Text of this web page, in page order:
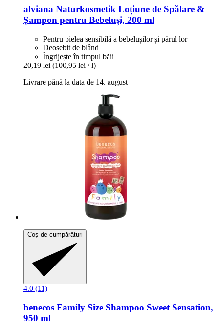
alviana Naturkosmetik Loțiune de Spălare &
Șampon pentru Bebeluși, 200 ml
Pentru pielea sensibilă a bebelușilor și părul lor
Deosebit de blând
Îngrijește în timpul băii
20,19 lei (100,95 lei / l)
Livrare până la data de 14. august
Coș de cumpărături
4.0 (11)
benecos Family Size Shampoo Sweet Sensation,
950 ml